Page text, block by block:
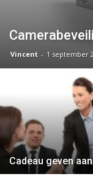
Vincent - 1 september
Cadeau geven